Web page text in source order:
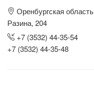
Оренбургская
Разина, 204
+7 (3532) 44-35-54
+7 (3532) 44-35-48